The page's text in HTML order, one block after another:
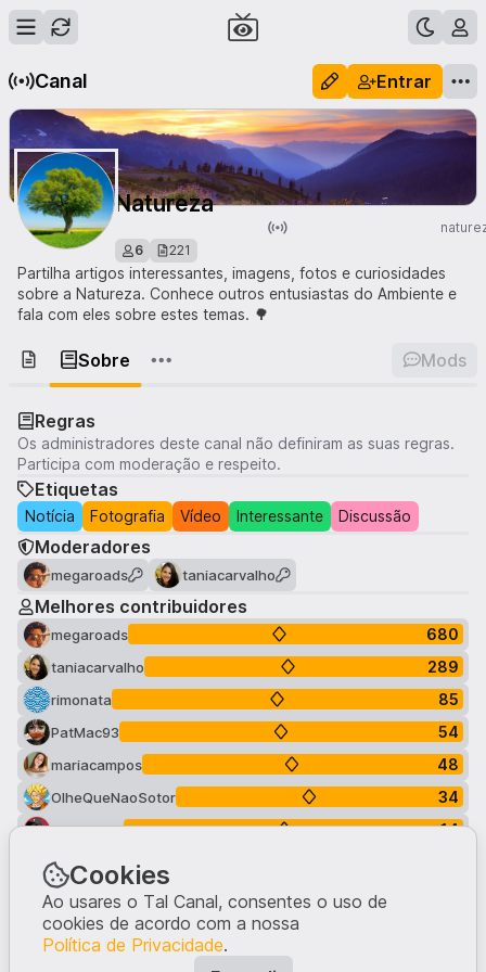
Canal Entrar
Natureza
6
221
Partilha artigos interessantes, imagens, fotos e curiosidades
sobre a Natureza. Conhece outros entusiastas do Ambiente e
fala com eles sobre estes temas. 🌳
Sobre Mods
Regras
Os administradores deste canal não definiram as suas regras.
Participa com moderação e respeito.
Etiquetas
Notícia Fotografia Vídeo Interessante Discussão
Moderadores
megaroads taniacarvalho
Melhores contribuidores
megaroads 680
taniacarvalho 289
rimonata 85
PatMac93 54
mariacampos 48
OlheQueNaoSotor 34
Shikamaru 14
martamorais
emiliapinto
Guinas
Cookies
Ao usares o Tal Canal, consentes o uso de
cookies de acordo com a nossa
Política de Privacidade.